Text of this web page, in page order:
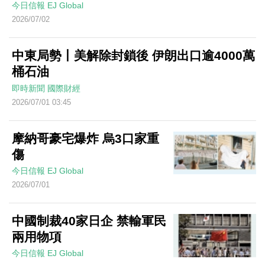
今日信報 EJ Global
2026/07/02
中東局勢丨美解除封鎖後 伊朗出口逾4000萬
桶石油
即時新聞 國際財經
2026/07/01 03:45
摩納哥豪宅爆炸 烏3口家重
傷
今日信報 EJ Global
2026/07/01
中國制裁40家日企 禁輸軍民
兩用物項
今日信報 EJ Global